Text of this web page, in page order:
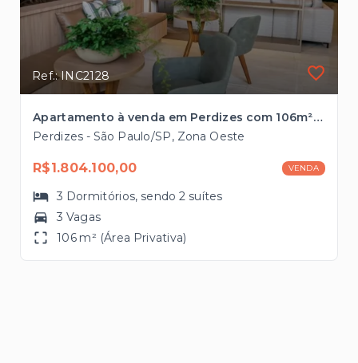
Ref.: INC2128
Apartamento à venda em Perdizes com 106m², 2 vagas pronto para morar
Perdizes - São Paulo/SP, Zona Oeste
R$1.804.100,00 VENDA
3 Dormitórios, sendo2 suítes
3 Vagas
106 m² (Área Privativa)